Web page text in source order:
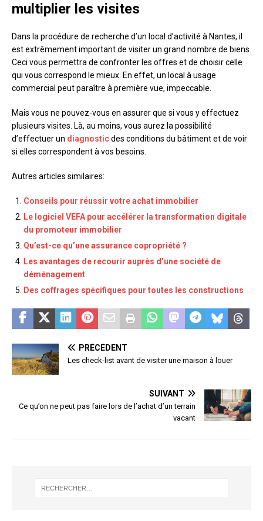
multiplier les visites
Dans la procédure de recherche d’un local d’activité à Nantes, il
est extrêmement important de visiter un grand nombre de biens.
Ceci vous permettra de confronter les offres et de choisir celle
qui vous correspond le mieux. En effet, un local à usage
commercial peut paraître à première vue, impeccable.
Mais vous ne pouvez-vous en assurer que si vous y effectuez
plusieurs visites. Là, au moins, vous aurez la possibilité
d’effectuer un diagnosticdes conditions du bâtiment et de voir
si elles correspondent à vos besoins.
Autres articles similaires:
Conseils pour réussir votre achat immobilier
Le logiciel VEFA pour accélérer la transformation digitale
du promoteur immobilier
Qu’est-ce qu’une assurance copropriété ?
Les avantages de recourir auprès d’une société de
déménagement
Des coffrages spécifiques pour toutes les constructions
PRÉCÉDENT
Les check-list avant de visiter une maison à louer
SUIVANT
Ce qu’on ne peut pas faire lors de l’achat d’un terrain
vacant